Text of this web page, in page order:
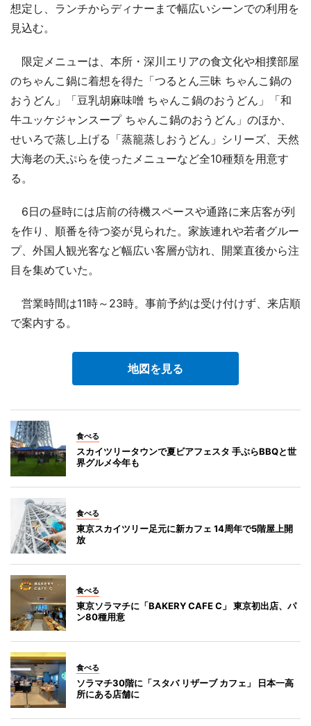
想定し、ランチからディナーまで幅広いシーンでの利用を
見込む。
限定メニューは、本所・深川エリアの食文化や相撲部屋
のちゃんこ鍋に着想を得た「つるとん三昧 ちゃんこ鍋の
おうどん」「豆乳胡麻味噌 ちゃんこ鍋のおうどん」「和
牛ユッケジャンスープ ちゃんこ鍋のおうどん」のほか、
せいろで蒸し上げる「蒸籠蒸しおうどん」シリーズ、天然
大海老の天ぷらを使ったメニューなど全10種類を用意す
る。
6日の昼時には店前の待機スペースや通路に来店客が列
を作り、順番を待つ姿が見られた。家族連れや若者グルー
プ、外国人観光客など幅広い客層が訪れ、開業直後から注
目を集めていた。
営業時間は11時～23時。事前予約は受け付けず、来店順
で案内する。
地図を見る
食べる
スカイツリータウンで夏ビアフェスタ 手ぶらBBQと世
界グルメ今年も
食べる
東京スカイツリー足元に新カフェ 14周年で5階屋上開
放
食べる
東京ソラマチに「BAKERY CAFE C」 東京初出店、パ
ン80種用意
食べる
ソラマチ30階に「スタバ リザーブ カフェ」 日本一高
所にある店舗に